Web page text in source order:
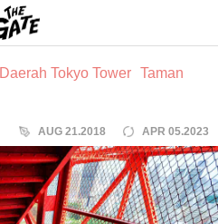
Daerah Tokyo Tower
Taman
AUG 21.2018 APR 05.2023